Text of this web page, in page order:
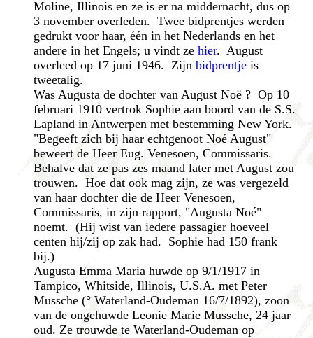
Moline, Illinois en ze is er na middernacht, dus op
3 november overleden. Twee bidprentjes werden
gedrukt voor haar, één in het Nederlands en het
andere in het Engels; u vindt ze hier. August
overleed op 17 juni 1946. Zijn bidprentje is
tweetalig.
Was Augusta de dochter van August Noë ? Op 10
februari 1910 vertrok Sophie aan boord van de S.S.
Lapland in Antwerpen met bestemming New York.
"Begeeft zich bij haar echtgenoot Noé August"
beweert de Heer Eug. Venesoen, Commissaris.
Behalve dat ze pas zes maand later met August zou
trouwen. Hoe dat ook mag zijn, ze was vergezeld
van haar dochter die de Heer Venesoen,
Commissaris, in zijn rapport, "Augusta Noé"
noemt. (Hij wist van iedere passagier hoeveel
centen hij/zij op zak had. Sophie had 150 frank
bij.)
Augusta Emma Maria huwde op 9/1/1917 in
Tampico, Whitside, Illinois, U.S.A. met Peter
Mussche (° Waterland-Oudeman 16/7/1892), zoon
van de ongehuwde Leonie Marie Mussche, 24 jaar
oud. Ze trouwde te Waterland-Oudeman op